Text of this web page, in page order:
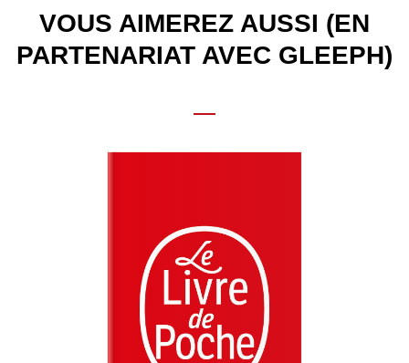
VOUS AIMEREZ AUSSI (EN
PARTENARIAT AVEC GLEEPH)